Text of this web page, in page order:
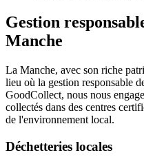
Gestion
Manche
La Manche, avec son riche
lieu où la gestion responsable
GoodCollect, nous nous
collectés dans des centres
de l'environnement local.
Déchetteries locales